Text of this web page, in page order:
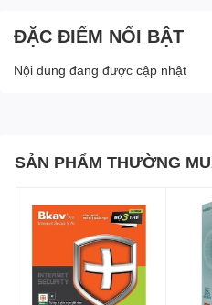
ĐẶC ĐIỂM NỔI BẬT
Nội dung đang được cập nhật
SẢN PHẨM THƯỜNG